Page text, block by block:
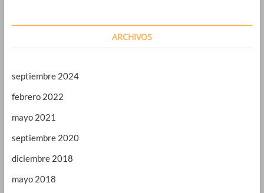
ARCHIVOS
septiembre 2024
febrero 2022
mayo 2021
septiembre 2020
diciembre 2018
mayo 2018